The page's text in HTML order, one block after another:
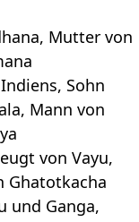
Mutter von
Sohn
Mann von
von Vayu,
Ghatotkacha
und Ganga,